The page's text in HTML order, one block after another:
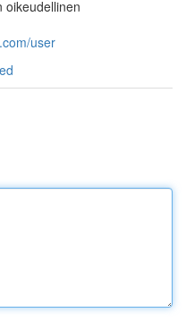
oikeudellinen
user